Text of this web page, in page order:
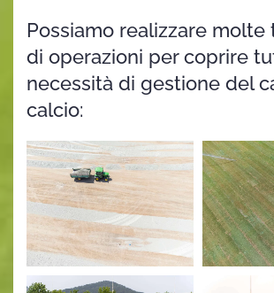
Possiamo realizzare
di operazioni per coprire
necessità di gestione del
calcio: